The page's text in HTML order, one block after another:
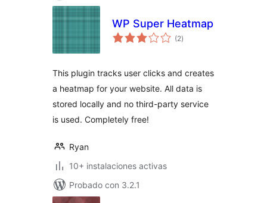
WP Super Heatmap
(2total
de
)
This plugin tracks user clicks and creates
a heatmap for your website. All data is
stored locally and no third-party service
is used. Completely free!
Ryan
10+ instalaciones activas
Probado con 3.2.1